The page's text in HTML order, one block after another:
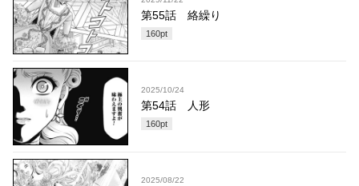
第55話 絡繰り
160pt
2025/10/24
第54話 人形
160pt
2025/08/22